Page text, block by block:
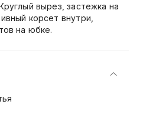
вырез, застежка на
корсет внутри,
на юбке.